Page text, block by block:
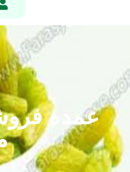
عمده